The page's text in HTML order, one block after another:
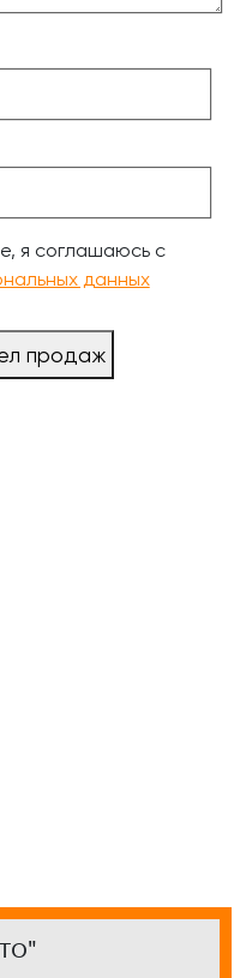
я соглашаюсь с
данных
продаж